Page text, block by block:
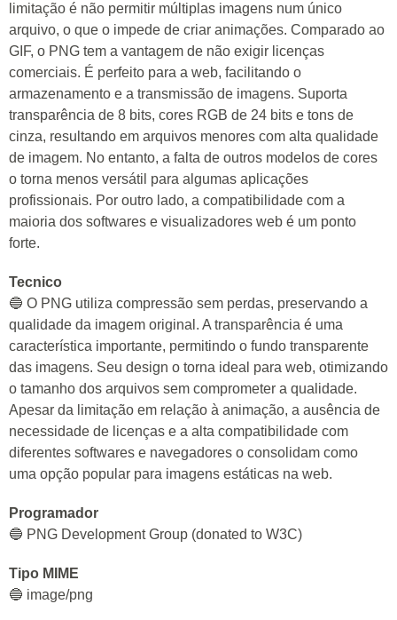
limitação é não permitir múltiplas imagens num único
arquivo, o que o impede de criar animações. Comparado ao
GIF, o PNG tem a vantagem de não exigir licenças
comerciais. É perfeito para a web, facilitando o
armazenamento e a transmissão de imagens. Suporta
transparência de 8 bits, cores RGB de 24 bits e tons de
cinza, resultando em arquivos menores com alta qualidade
de imagem. No entanto, a falta de outros modelos de cores
o torna menos versátil para algumas aplicações
profissionais. Por outro lado, a compatibilidade com a
maioria dos softwares e visualizadores web é um ponto
forte.
Tecnico
🔵 O PNG utiliza compressão sem perdas, preservando a
qualidade da imagem original. A transparência é uma
característica importante, permitindo o fundo transparente
das imagens. Seu design o torna ideal para web, otimizando
o tamanho dos arquivos sem comprometer a qualidade.
Apesar da limitação em relação à animação, a ausência de
necessidade de licenças e a alta compatibilidade com
diferentes softwares e navegadores o consolidam como
uma opção popular para imagens estáticas na web.
Programador
🔵 PNG Development Group (donated to W3C)
Tipo MIME
🔵 image/png